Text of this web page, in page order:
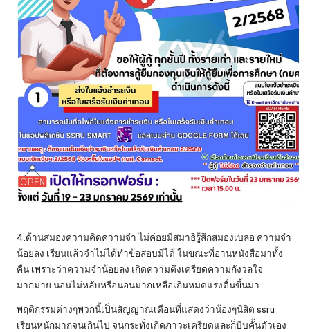
4.ด้านสมองความคิดความจำ ไม่ค่อยมีสมาธิรู้สึกสมองเบลอ ความจำ
น้อยลง เรียนแล้วจำไม่ได้ทำข้อสอบมิได้ ในขณะที่อ่านหนังสือมาทั้ง
คืน เพราะว่าความจำน้อยลง เกิดความตึงเครียดความกังวลใจ
มากมาย นอนไม่หลับหรือนอนมากเหลือเกินหมดแรงตื่นขึ้นมา
พฤติกรรมต่างๆพวกนี้เป็นสัญญาณเตือนที่แสดงว่าน้องๆนิสิต ssru
เรียนหนักมากจนเกินไป จนกระทั่งเกิดภาวะเครียดและก็บีบคั้นตัวเอง